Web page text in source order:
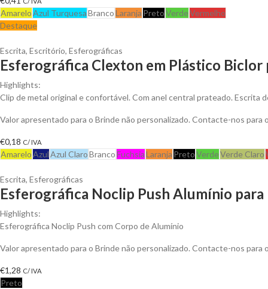
AmareloAzul TurquesaBrancoLaranja PretoVerdeVermelho
Destaque
Escrita, Escritório, Esferográficas
Esferográfica Clexton em Plástico Biclor
Highlights:
Clip de metal original e confortável. Com anel central prateado. Escrita
Valor apresentado para o Brinde não personalizado. Contacte-nos
€0,18 C/ IVA
AmareloAzulAzul ClaroBrancoFuchsiaLaranja PretoVerdeVerde Claro
Escrita, Esferográficas
Esferográfica Noclip Push Alumínio para
Highlights:
Esferográfica Noclip Push com Corpo de Alumínio
Valor apresentado para o Brinde não personalizado. Contacte-nos
€1,28 C/ IVA
Preto